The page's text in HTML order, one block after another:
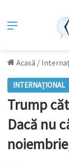
Meniu
Acasă /
INTERNAȚIONAL
Trump
Dacă nu